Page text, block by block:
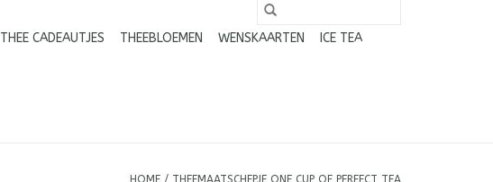
THEE CADEAUTJES THEEBLOEMEN WENSKAARTEN
ICE TEA
HOME / THEEMAATSCHEPJE ONE CUP OF PERFECT TEA